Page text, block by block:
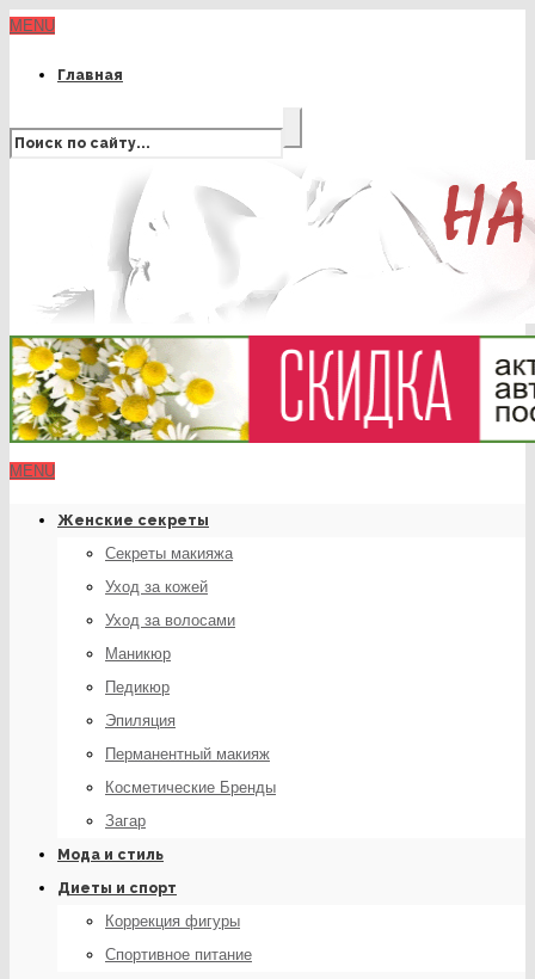
MENU
Главная
MENU
Женские секреты
Секреты макияжа
Уход за кожей
Уход за волосами
Маникюр
Педикюр
Эпиляция
Перманентный макияж
Косметические Бренды
Загар
Мода и стиль
Диеты и спорт
Коррекция фигуры
Спортивное питание